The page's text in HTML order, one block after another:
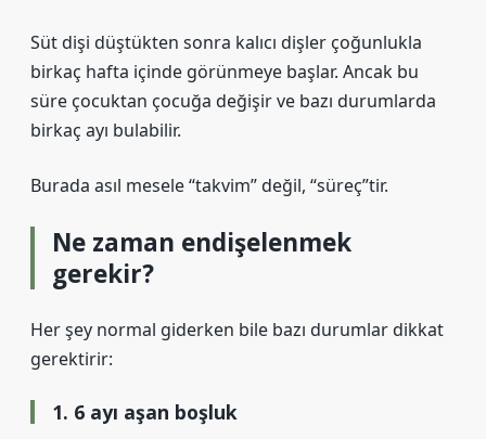
Süt dişi düştükten sonra kalıcı dişler çoğunlukla
birkaç hafta içinde görünmeye başlar. Ancak bu
süre çocuktan çocuğa değişir ve bazı durumlarda
birkaç ayı bulabilir.
Burada asıl mesele “takvim” değil, “süreç”tir.
Ne zaman endişelenmek
gerekir?
Her şey normal giderken bile bazı durumlar dikkat
gerektirir:
1. 6 ayı aşan boşluk